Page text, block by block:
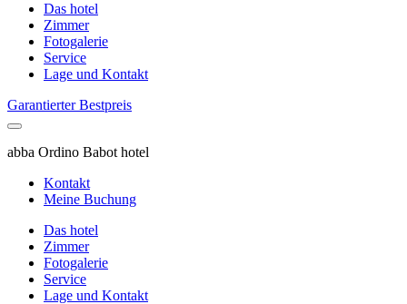
Das hotel
Zimmer
Fotogalerie
Service
Lage und Kontakt
Garantierter Bestpreis
abba Ordino Babot hotel
Kontakt
Meine Buchung
Das hotel
Zimmer
Fotogalerie
Service
Lage und Kontakt